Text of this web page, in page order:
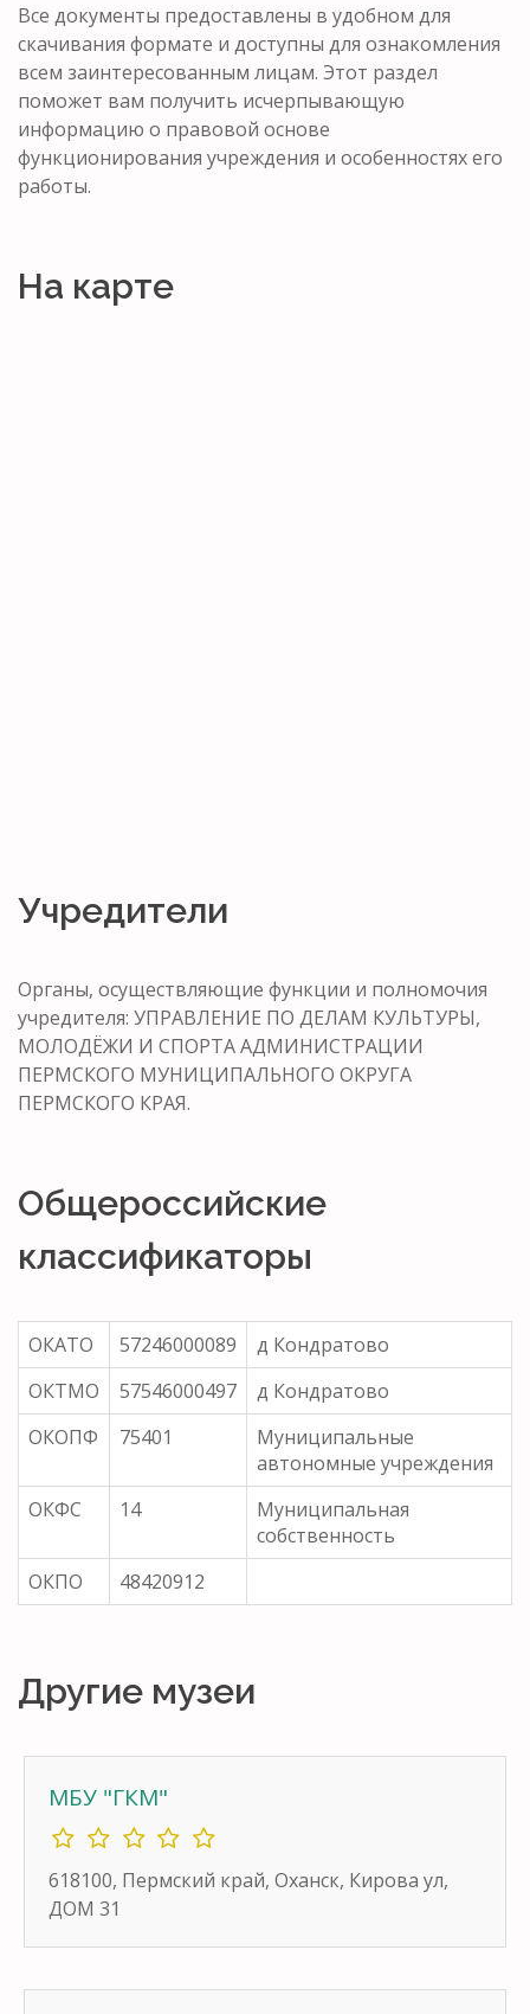
Все документы предоставлены в удобном для
скачивания формате и доступны для ознакомления
всем заинтересованным лицам. Этот раздел
поможет вам получить исчерпывающую
информацию о правовой основе
функционирования учреждения и особенностях его
работы.
На карте
Учредители
Органы, осуществляющие функции и полномочия
учредителя: УПРАВЛЕНИЕ ПО ДЕЛАМ КУЛЬТУРЫ,
МОЛОДЁЖИ И СПОРТА АДМИНИСТРАЦИИ
ПЕРМСКОГО МУНИЦИПАЛЬНОГО ОКРУГА
ПЕРМСКОГО КРАЯ.
Общероссийские
классификаторы
ОКАТО 57246000089
д Кондратово
ОКТМО
57546000497
д Кондратово
ОКОПФ
75401
Муниципальные
автономные учреждения
ОКФС
14
Муниципальная
собственность
ОКПО
48420912
Другие музеи
МБУ "ГКМ"
618100, Пермский край, Оханск, Кирова ул,
ДОМ 31